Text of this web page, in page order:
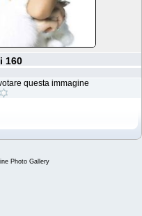
160
questa immagine
Photo Gallery